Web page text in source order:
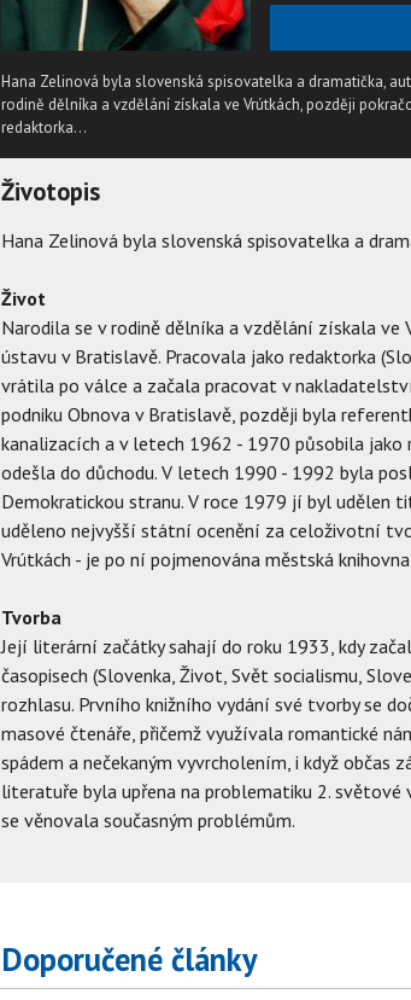
Hana Zelinová byla slovenská spisovatelka a dramatička,
rodině dělníka a vzdělání získala ve Vrútkách, později
redaktorka...
Životopis
Hana Zelinová byla slovenská spisovatelka a
Život
Narodila se v rodině dělníka a vzdělání získala ve
ústavu v Bratislavě. Pracovala jako redaktorka
vrátila po válce a začala pracovat v
podniku Obnova v Bratislavě, později byla
kanalizacích a v letech 1962 - 1970 působila jako
odešla do důchodu. V letech 1990 - 1992 byla
Demokratickou stranu. V roce 1979 jí byl udělen
uděleno nejvyšší státní ocenění za celoživotní
Vrútkách - je po ní pojmenována městská
Tvorba
Její literární začátky sahají do roku 1933, kdy
časopisech (Slovenka, Život, Svět socialismu,
rozhlasu. Prvního knižního vydání své tvorby se
masové čtenáře, přičemž využívala romantické
spádem a nečekaným vyvrcholením, i když občas
literatuře byla upřena na problematiku 2. světové
se věnovala současným problémům.
Doporučené články